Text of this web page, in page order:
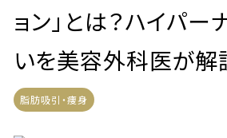
ョン」とは？ハイパー
いを美容外科医が解
脂肪吸引・痩身